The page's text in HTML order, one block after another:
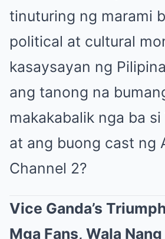
tinuturing ng marami
political at cultural
kasaysayan ng
ang tanong na
makakabalik nga ba si
at ang buong cast ng
Channel 2?
Vice Ganda’s
Mga Fans, Wala